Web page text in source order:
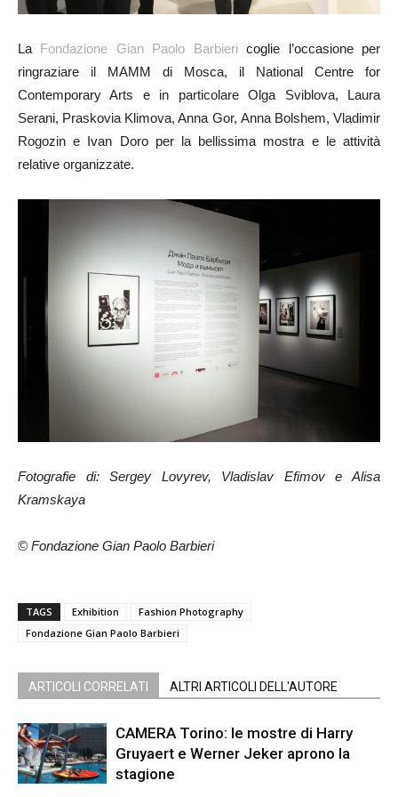
La Fondazione Gian Paolo Barbiericoglie l’occasione per
ringraziare il MAMM di Mosca, il National Centre for
Contemporary Arts e in particolare Olga Sviblova, Laura
Serani, Praskovia Klimova, Anna Gor, Anna Bolshem, Vladimir
Rogozin e Ivan Doro per la bellissima mostra e le attività
relative organizzate.
Fotografie di: Sergey Lovyrev, Vladislav Efimov e Alisa
Kramskaya
© Fondazione Gian Paolo Barbieri
TAGS Exhibition
Fashion Photography
Fondazione Gian Paolo Barbieri
ARTICOLI CORRELATI ALTRI ARTICOLI DELL'AUTORE
CAMERA Torino: le mostre di Harry
Gruyaert e Werner Jeker aprono la
stagione